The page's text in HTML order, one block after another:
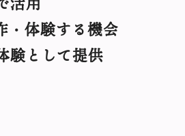
・体験する機会
験として提供